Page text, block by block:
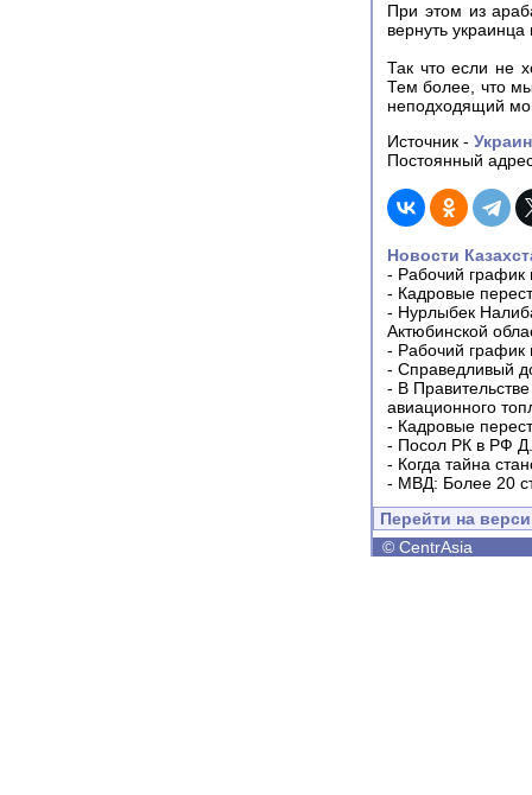
При этом из
вернуть
Так что если не
Тем более, что
неподходящий
Источник -
Постоянный
Новости
- Рабочий график
- Кадровые
- Нурлыбек
Актюбинской
- Рабочий график
- Справедливый
- В
авиационного
- Кадровые
- Посол РК в РФ
- Когда тайна
- МВД: Более 20
Перейти на
© CentrAsia